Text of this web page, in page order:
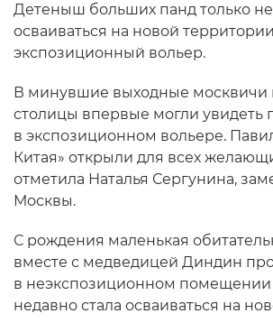
Детеныш больших панд только
осваиваться на новой
экспозиционный вольер.
В минувшие выходные москвичи
столицы впервые могли увидеть
в экспозиционном вольере.
Китая» открыли для всех
отметила Наталья Сергунина,
Москвы.
С рождения маленькая
вместе с медведицей Диндин
в неэкспозиционном помещении
недавно стала осваиваться на